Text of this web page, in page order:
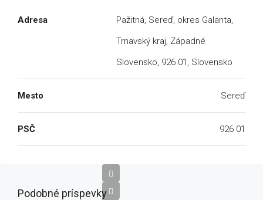
Adresa
Pažitná, Sereď, okres Galanta,
Trnavský kraj, Západné
Slovensko, 926 01, Slovensko
Mesto Sereď
PSČ 926 01
Podobné príspevky